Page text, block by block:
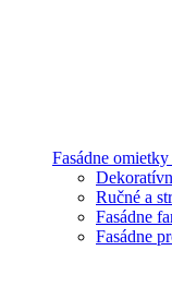
Fasádne
Ručné a
Fasádne
Fasádne